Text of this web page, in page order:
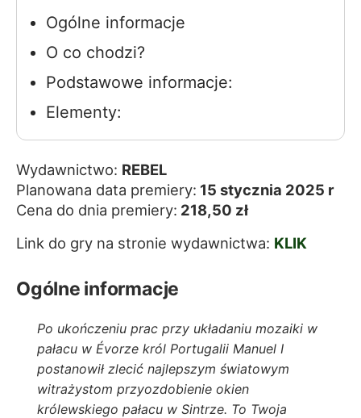
Ogólne informacje
O co chodzi?
Podstawowe informacje:
Elementy:
Wydawnictwo: REBEL
Planowana data premiery: 15 stycznia 2025 r
Cena do dnia premiery: 218,50 zł
Link do gry na stronie wydawnictwa: KLIK
Ogólne informacje
Po ukończeniu prac przy układaniu mozaiki w
pałacu w Évorze król Portugalii Manuel I
postanowił zlecić najlepszym światowym
witrażystom przyozdobienie okien
królewskiego pałacu w Sintrze. To Twoja